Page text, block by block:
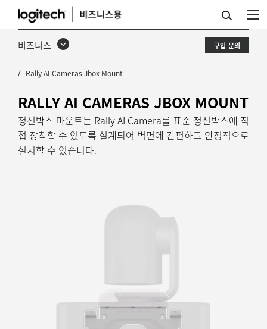
RALLY
AI
CAMERA
정
박
스
비즈니스 구입 문의
Rally AI Cameras Jbox Mount
RALLY AI CAMERAS JBOX MOUNT
정션박스 마운트는 Rally AI Camera를 표준 정션박스에 직
접 장착할 수 있도록 설계되어 벽면에 간편하고 안정적으로
설치할 수 있습니다.